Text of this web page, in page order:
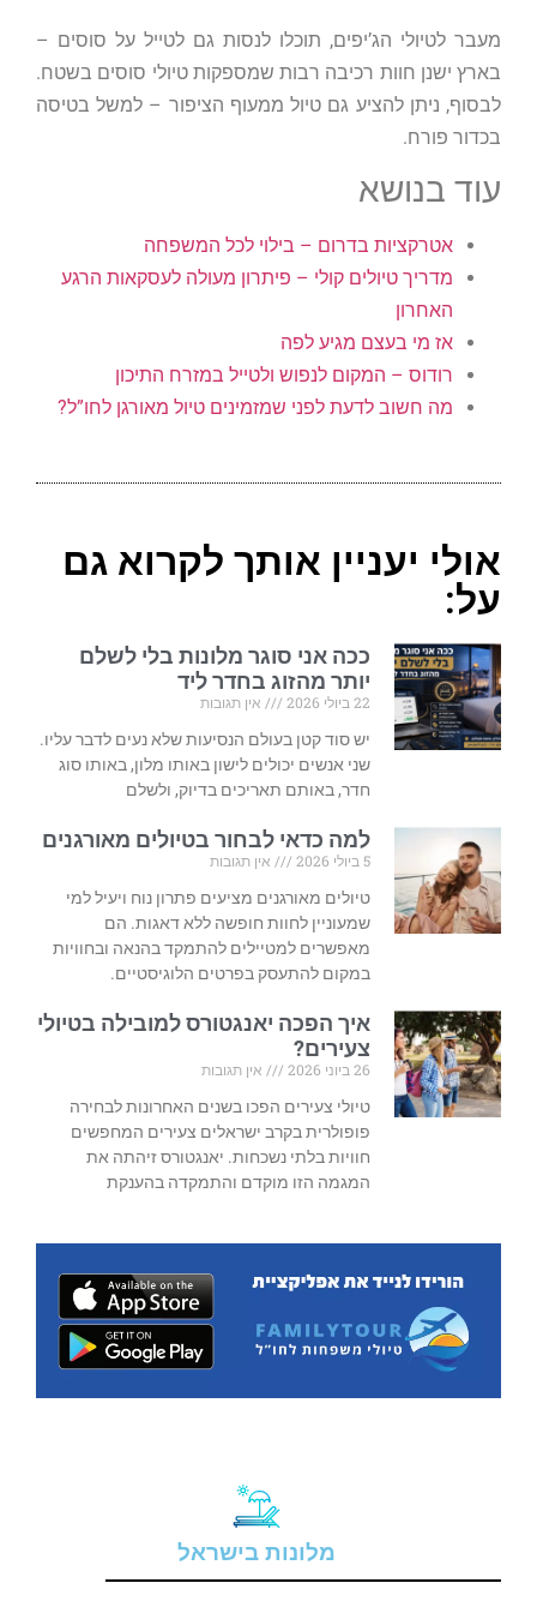
מעבר לטיולי הג’יפים, תוכלו לנסות גם לטייל על סוסים –
בארץ ישנן חוות רכיבה רבות שמספקות טיולי סוסים בשטח.
לבסוף, ניתן להציע גם טיול ממעוף הציפור – למשל בטיסה
בכדור פורח.
עוד בנושא
אטרקציות בדרום – בילוי לכל המשפחה
מדריך טיולים קולי – פיתרון מעולה לעסקאות הרגע
האחרון
אז מי בעצם מגיע לפה
רודוס – המקום לנפוש ולטייל במזרח התיכון
מה חשוב לדעת לפני שמזמינים טיול מאורגן לחו”ל?
אולי יעניין אותך לקרוא גם
על:
ככה אני סוגר מלונות בלי לשלם
יותר מהזוג בחדר ליד
22 ביולי 2026
אין תגובות
יש סוד קטן בעולם הנסיעות שלא נעים לדבר עליו.
שני אנשים יכולים לישון באותו מלון, באותו סוג
חדר, באותם תאריכים בדיוק, ולשלם
למה כדאי לבחור בטיולים מאורגנים
5 ביולי 2026
אין תגובות
טיולים מאורגנים מציעים פתרון נוח ויעיל למי
שמעוניין לחוות חופשה ללא דאגות. הם
מאפשרים למטיילים להתמקד בהנאה ובחוויות
במקום להתעסק בפרטים הלוגיסטיים.
איך הפכה יאנגטורס למובילה בטיולי
צעירים?
26 ביוני 2026
אין תגובות
טיולי צעירים הפכו בשנים האחרונות לבחירה
פופולרית בקרב ישראלים צעירים המחפשים
חוויות בלתי נשכחות. יאנגטורס זיהתה את
המגמה הזו מוקדם והתמקדה בהענקת
מלונות בישראל